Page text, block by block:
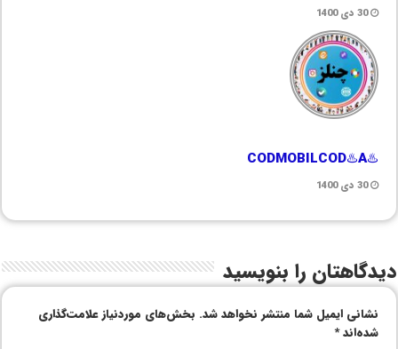
30 دی 1400
♨️CODMOBILCOD♨️A
30 دی 1400
دیدگاهتان را بنویسید
نشانی ایمیل شما منتشر نخواهد شد. بخش‌های موردنیاز علامت‌گذاری
شده‌اند*